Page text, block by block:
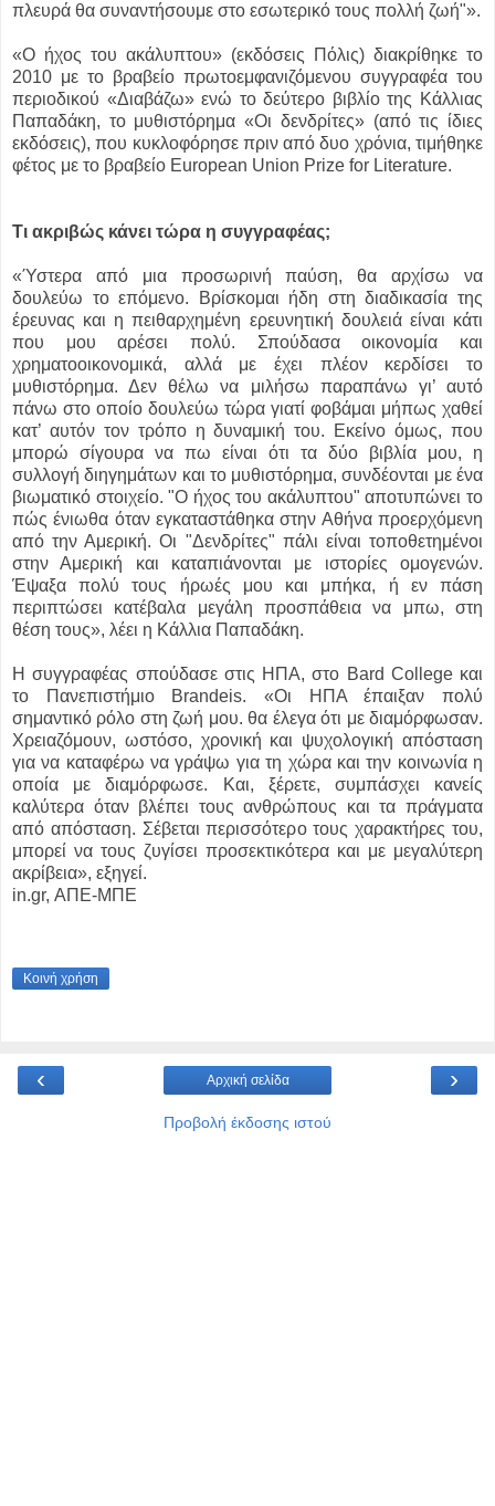
πλευρά θα συναντήσουμε στο εσωτερικό τους πολλή ζωή"».
«Ο ήχος του ακάλυπτου» (εκδόσεις Πόλις) διακρίθηκε το
2010 με το βραβείο πρωτοεμφανιζόμενου συγγραφέα του
περιοδικού «Διαβάζω» ενώ το δεύτερο βιβλίο της Κάλλιας
Παπαδάκη, το μυθιστόρημα «Οι δενδρίτες» (από τις ίδιες
εκδόσεις), που κυκλοφόρησε πριν από δυο χρόνια, τιμήθηκε
φέτος με το βραβείο European Union Prize for Literature.
Τι ακριβώς κάνει τώρα η συγγραφέας;
«Ύστερα από μια προσωρινή παύση, θα αρχίσω να
δουλεύω το επόμενο. Βρίσκομαι ήδη στη διαδικασία της
έρευνας και η πειθαρχημένη ερευνητική δουλειά είναι κάτι
που μου αρέσει πολύ. Σπούδασα οικονομία και
χρηματοοικονομικά, αλλά με έχει πλέον κερδίσει το
μυθιστόρημα. Δεν θέλω να μιλήσω παραπάνω γι’ αυτό
πάνω στο οποίο δουλεύω τώρα γιατί φοβάμαι μήπως χαθεί
κατ’ αυτόν τον τρόπο η δυναμική του. Εκείνο όμως, που
μπορώ σίγουρα να πω είναι ότι τα δύο βιβλία μου, η
συλλογή διηγημάτων και το μυθιστόρημα, συνδέονται με ένα
βιωματικό στοιχείο. "Ο ήχος του ακάλυπτου" αποτυπώνει το
πώς ένιωθα όταν εγκαταστάθηκα στην Αθήνα προερχόμενη
από την Αμερική. Οι "Δενδρίτες" πάλι είναι τοποθετημένοι
στην Αμερική και καταπιάνονται με ιστορίες ομογενών.
Έψαξα πολύ τους ήρωές μου και μπήκα, ή εν πάση
περιπτώσει κατέβαλα μεγάλη προσπάθεια να μπω, στη
θέση τους», λέει η Κάλλια Παπαδάκη.
Η συγγραφέας σπούδασε στις ΗΠΑ, στο Bard College και
το Πανεπιστήμιο Brandeis. «Οι ΗΠΑ έπαιξαν πολύ
σημαντικό ρόλο στη ζωή μου. θα έλεγα ότι με διαμόρφωσαν.
Χρειαζόμουν, ωστόσο, χρονική και ψυχολογική απόσταση
για να καταφέρω να γράψω για τη χώρα και την κοινωνία η
οποία με διαμόρφωσε. Και, ξέρετε, συμπάσχει κανείς
καλύτερα όταν βλέπει τους ανθρώπους και τα πράγματα
από απόσταση. Σέβεται περισσότερο τους χαρακτήρες του,
μπορεί να τους ζυγίσει προσεκτικότερα και με μεγαλύτερη
ακρίβεια», εξηγεί.
in.gr, ΑΠΕ-ΜΠΕ
Κοινή χρήση
‹ ›
Αρχική σελίδα
Προβολή έκδοσης ιστού